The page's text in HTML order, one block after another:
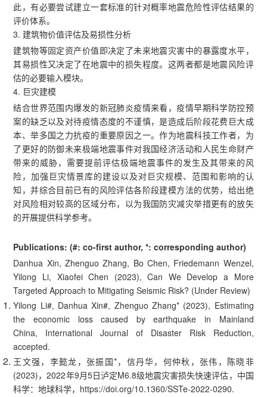
此，有必要尝试建立一套标准的针对概率地震危险性评估结果的
评价体系。
3. 建筑物价值评估及易损性分析
建筑物等固定资产价值即决定了未来地震灾害中的暴露度水平，
其易损性又决定了在地震中的损失程度。这两者都是地震风险评
估的必要输入模块。
4. 巨灾建模
结合世界范围内爆发的新冠肺炎疫情来看，疫情早期科学防控预
案的缺乏以及对待疫情态度的不谨慎，是造成后阶段花费巨大成
本、举多国之力抗疫的重要原因之一。作为地震科技工作者，为
了更好的防御未来极端地震事件对我国经济活动和人民生命财产
带来的威胁，需要提前评估极端地震事件的发生及其带来的风
险，加强巨灾情景库的建设以及对巨灾规模、范围和影响的认
知，并综合目前已有的风险评估各阶段建模方法的优势，给出绝
对风险相对较高的区域分布，以为我国防灾减灾举措更有的放矢
的开展提供科学参考。
Publications: (#: co-first author, *: corresponding author)
Danhua Xin, Zhenguo Zhang, Bo Chen, Friedemann Wenzel,
Yilong Li, Xiaofei Chen (2023), Can We Develop a More
Targeted Approach to Mitigating Seismic Risk? (Under Review)
Yilong Li#, Danhua Xin#, Zhenguo Zhang* (2023), Estimating
the economic loss caused by earthquake in Mainland
China, International Journal of Disaster Risk Reduction,
accepted.
王文强，李懿龙，张振国*，信丹华，何仲秋，张伟，陈晓非
(2023)，2022年9月5日泸定M6.8级地震灾害损失快速评估，中国
科学：地球科学，https://doi.org/10.1360/SSTe-2022-0290.